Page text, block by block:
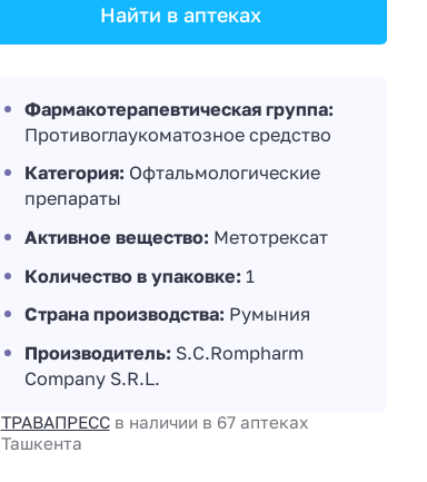
Найти в аптеках
Фармакотерапевтическая группа:
Противоглаукоматозное средство
Категория: Офтальмологические
препараты
Активное вещество: Метотрексат
Количество в упаковке: 1
Страна производства: Румыния
Производитель: S.C.Rompharm
Company S.R.L.
ТРАВАПРЕССв наличии в 67 аптеках
Ташкента